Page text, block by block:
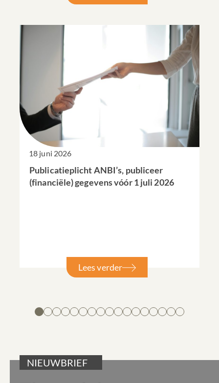
18 juni 2026
Publicatieplicht ANBI’s, publiceer
(financiële) gegevens vóór 1 juli 2026
Lees verder
NIEUWBRIEF